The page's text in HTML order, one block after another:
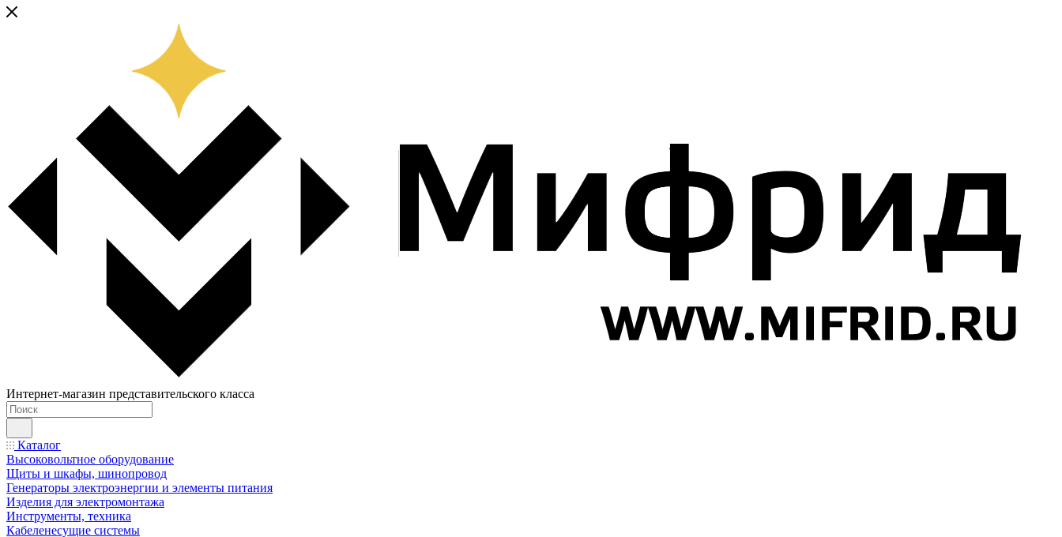
Интернет-магазин представительского класса
Каталог
Высоковольтное оборудование
Щиты и шкафы, шинопровод
Генераторы электроэнергии и элементы питания
Изделия для электромонтажа
Инструменты, техника
Кабеленесущие системы